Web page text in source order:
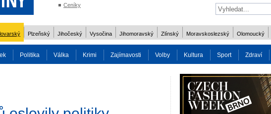
Ceníky
Plzeňský Jihočeský Vysočina Jihomoravský Zlínský Moravskoslezský Olomoucký
Politika Válka Krimi Zajímavosti Volby Kultura Sport Zdraví
Charita Osobnost Více